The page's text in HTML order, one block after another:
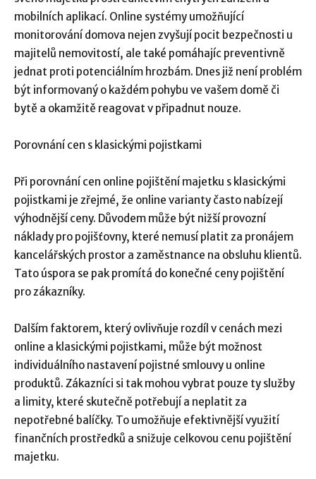
mobilních aplikací. Online systémy umožňující
monitorování domova nejen zvyšují pocit bezpečnosti u
majitelů nemovitostí, ale také pomáhajíc preventivně
jednat proti potenciálním hrozbám. Dnes již není problém
být informovaný o každém pohybu ve vašem domě či
bytě a okamžitě reagovat v připadnut nouze.
Porovnání cen s klasickými pojistkami
Při porovnání cen online pojištění majetku s klasickými
pojistkami je zřejmé, že online varianty často nabízejí
výhodnější ceny. Důvodem může být nižší provozní
náklady pro pojišťovny, které nemusí platit za pronájem
kancelářských prostor a zaměstnance na obsluhu klientů.
Tato úspora se pak promítá do konečné ceny pojištění
pro zákazníky.
Dalším faktorem, který ovlivňuje rozdíl v cenách mezi
online a klasickými pojistkami, může být možnost
individuálního nastavení pojistné smlouvy u online
produktů. Zákazníci si tak mohou vybrat pouze ty služby
a limity, které skutečně potřebují a neplatit za
nepotřebné balíčky. To umožňuje efektivnější využití
finančních prostředků a snižuje celkovou cenu pojištění
majetku.